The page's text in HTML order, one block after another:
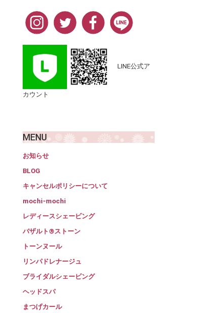
LINE公式ア
カウント
MENU
お知らせ
BLOG
キャンセルポリシーについて
mochi-mochi
レディースシェービング
バザルト®ストーン
トーンヌール
リンパドレナージュ
ブライダルシェービング
ヘッドスパ
まつげカール